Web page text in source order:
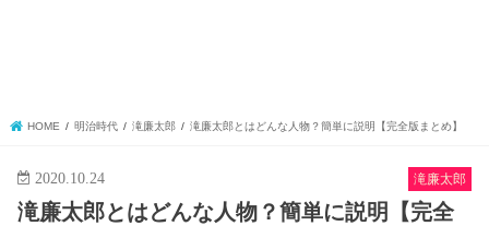
HOME 明治時代 滝廉太郎 滝廉太郎とはどんな人物？簡単に説明【完全版まとめ】
滝廉太郎
2020.10.24
滝廉太郎とはどんな人物？簡単に説明【完全